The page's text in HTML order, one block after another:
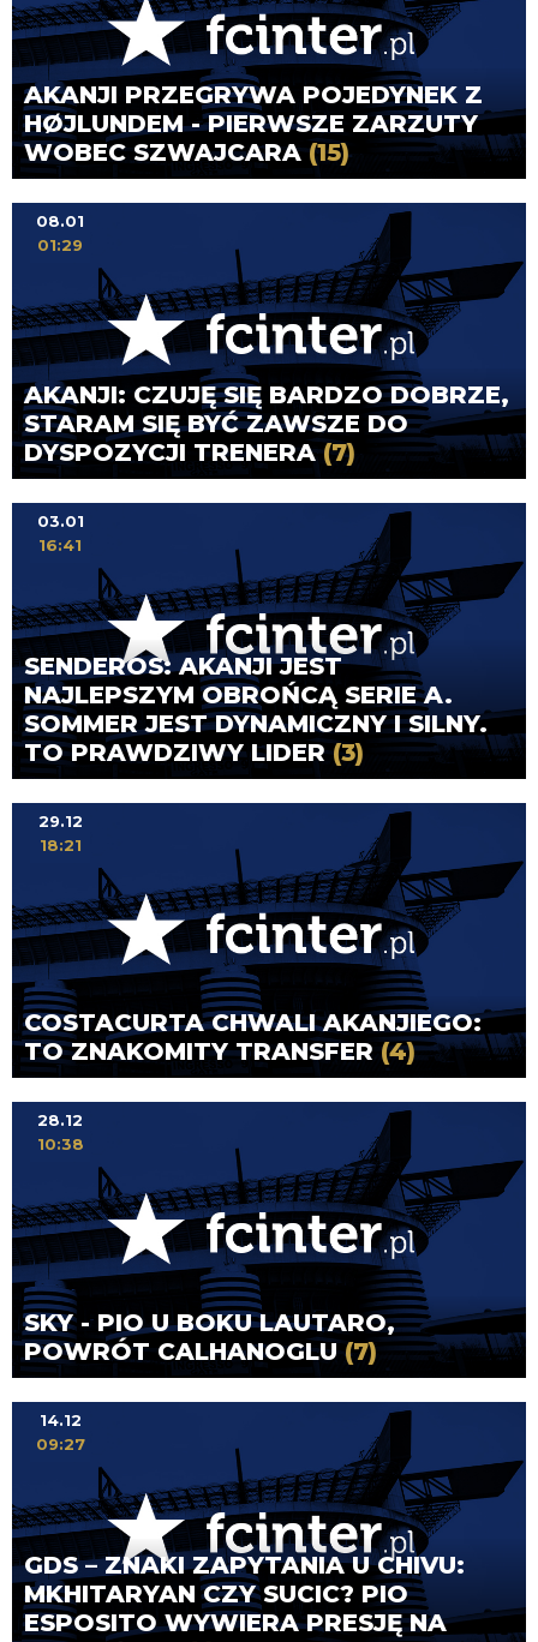
AKANJI PRZEGRYWA POJEDYNEK Z
HØJLUNDEM - PIERWSZE ZARZUTY
WOBEC SZWAJCARA (15)
AKANJI: CZUJĘ SIĘ BARDZO DOBRZE,
STARAM SIĘ BYĆ ZAWSZE DO
DYSPOZYCJI TRENERA (7)
08.01
01:29
SENDEROS: AKANJI JEST
NAJLEPSZYM OBROŃCĄ SERIE A.
SOMMER JEST DYNAMICZNY I SILNY.
TO PRAWDZIWY LIDER (3)
03.01
16:41
COSTACURTA CHWALI AKANJIEGO:
TO ZNAKOMITY TRANSFER (4)
29.12
18:21
SKY - PIO U BOKU LAUTARO,
POWRÓT CALHANOGLU(7)
28.12
10:38
GDS – ZNAKI ZAPYTANIA U CHIVU:
MKHITARYAN CZY SUCIC? PIO
ESPOSITO WYWIERA PRESJĘ NA
14.12
09:27